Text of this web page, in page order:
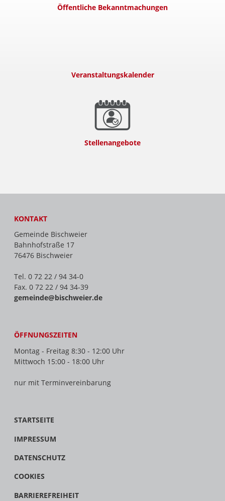
Öffentliche Bekanntmachungen
Veranstaltungskalender
Stellenangebote
KONTAKT
Gemeinde Bischweier
Bahnhofstraße 17
76476 Bischweier
Tel. 0 72 22 / 94 34-0
Fax. 0 72 22 / 94 34-39
gemeinde@bischweier.de
ÖFFNUNGSZEITEN
Montag - Freitag 8:30 - 12:00 Uhr
Mittwoch 15:00 - 18:00 Uhr
nur mit Terminvereinbarung
STARTSEITE
IMPRESSUM
DATENSCHUTZ
COOKIES
BARRIEREFREIHEIT